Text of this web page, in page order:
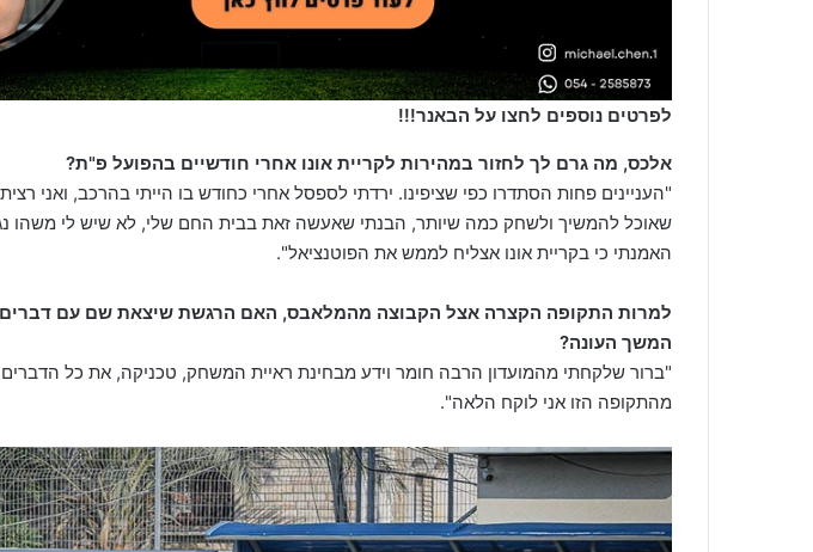
לפרטים נוספים לחצו על הבאנר!!!
אלכס, מה גרם לך לחזור במהירות לקריית אונו אחרי חודשיים בהפועל פ"ת?
"העניינים פחות הסתדרו כפי שציפינו. ירדתי לספסל אחרי כחודש בו הייתי בהרכב, ואני
שאוכל להמשיך ולשחק כמה שיותר, הבנתי שאעשה זאת בבית החם שלי, לא שיש לי משהו
האמנתי כי בקריית אונו אצליח לממש את הפוטנציאל".
למרות התקופה הקצרה אצל הקבוצה מהמלאבס, האם הרגשת שיצאת שם עם
המשך העונה?
"ברור שלקחתי מהמועדון הרבה חומר וידע מבחינת ראיית המשחק, טכניקה, את כל הדברים
מהתקופה הזו אני לוקח הלאה".